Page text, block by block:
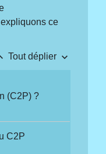
ce
Tout déplier keyboard_arrow_down
(C2P) ?
C2P